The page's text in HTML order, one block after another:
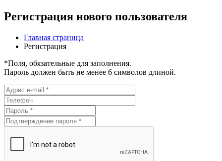
Регистрация нового пользователя
Главная страница
Регистрация
*Поля, обязательные для заполнения.
Пароль должен быть не менее 6 символов длиной.